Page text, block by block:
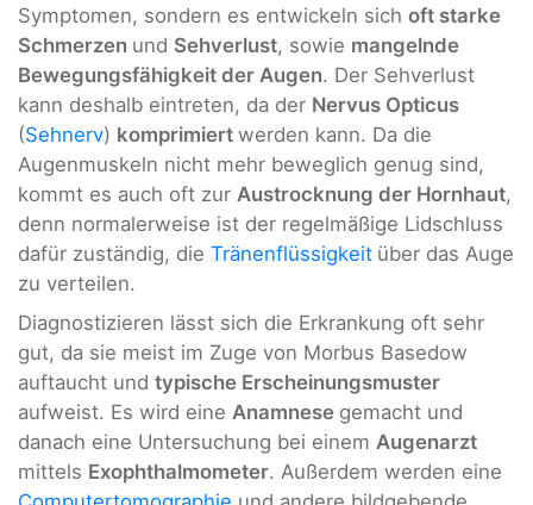
Symptomen, sondern es entwickeln sich oft starke
Schmerzen und Sehverlust, sowie mangelnde
Bewegungsfähigkeit der Augen. Der Sehverlust
kann deshalb eintreten, da der Nervus Opticus
(Sehnerv) komprimiert werden kann. Da die
Augenmuskeln nicht mehr beweglich genug sind,
kommt es auch oft zur Austrocknung der Hornhaut,
denn normalerweise ist der regelmäßige Lidschluss
dafür zuständig, die Tränenflüssigkeit über das Auge
zu verteilen.
Diagnostizieren lässt sich die Erkrankung oft sehr
gut, da sie meist im Zuge von Morbus Basedow
auftaucht und typische Erscheinungsmuster
aufweist. Es wird eine Anamnese gemacht und
danach eine Untersuchung bei einem Augenarzt
mittels Exophthalmometer. Außerdem werden eine